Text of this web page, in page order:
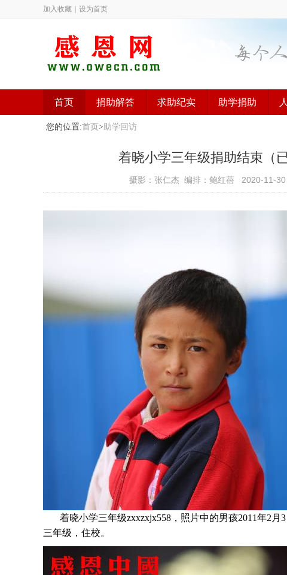
加入收藏 设为首页
首页 捐助解答 求助纪实 助学捐助
您的位置:首页 >助学回访
着晓小学三年级捐助结束（
摄影：张仁杰 编排：鲍红蓓 2020-11-30
着晓小学三年级zxxzxjx558，照片中的男孩2011年2月3
三年级 ，住校。